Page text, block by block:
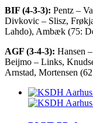
BIF (4-3-3): Pentz –
Divkovic – Slisz,
Lahdo), Ambæk (75:
AGF (3-4-3): Hansen
Beijmo – Links,
Arnstad, Mortensen